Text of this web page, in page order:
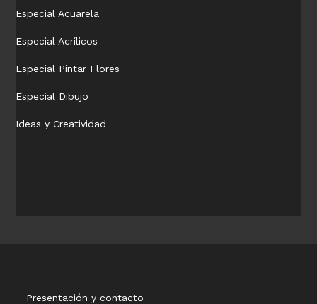
Especial Acuarela
Especial Acrílicos
Especial Pintar Flores
Especial Dibujo
Ideas y Creatividad
Presentación y contacto